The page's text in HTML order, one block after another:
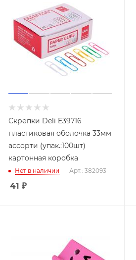
Скрепки Deli E39716
пластиковая оболочка 33мм
ассорти (упак.:100шт)
картонная коробка
Нет в наличии Арт.: 382093
41 ₽